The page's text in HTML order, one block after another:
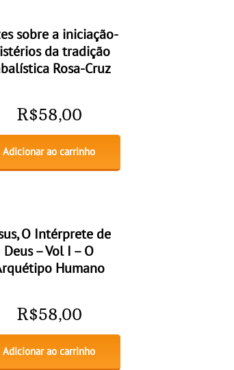
sobre a iniciação-
da tradição
Rosa-Cruz
R$58,00
Adicionar ao carrinho
O Intérprete de
Deus – Vol I – O
Humano
R$58,00
Adicionar ao carrinho